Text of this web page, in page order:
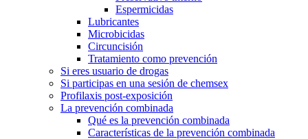
Espermicidas
Lubricantes
Microbicidas
Circuncisión
Tratamiento como prevención
Si eres usuario de drogas
Si participas en una sesión de chemsex
Profilaxis post-exposición
La prevención combinada
Qué es la prevención combinada
Características de la prevención combinada